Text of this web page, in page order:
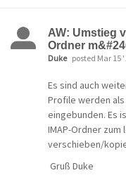
AW: Umstieg
Ordner
Duke posted Mar 15
Es sind auch
Profile werden
eingebunden. Es
IMAP-Ordner zum
verschieben/
Gruß Duke